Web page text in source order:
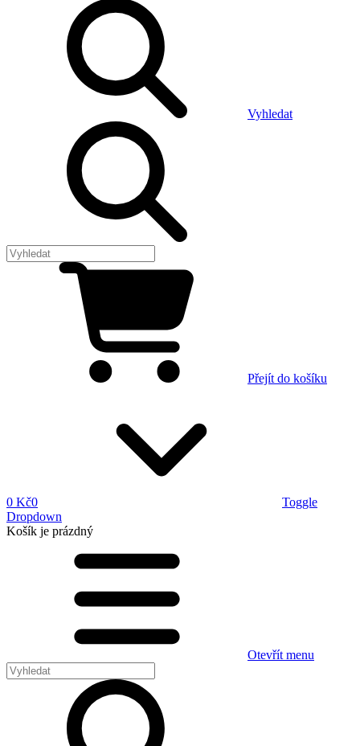
Vyhledat
Přejít do košíku
0 Kč0
Toggle
Dropdown
Košík je prázdný
Otevřít menu